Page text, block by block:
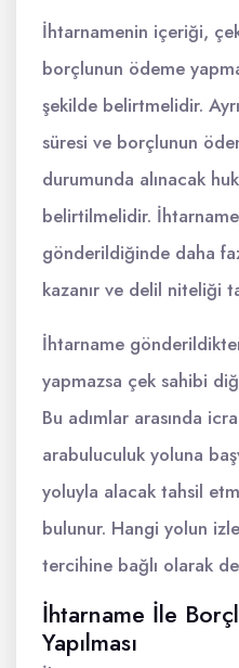
İhtarnamenin içeriği,
borçlunun ödeme
şekilde belirtmelidir.
süresi ve borçlunun
durumunda alınacak
belirtilmelidir.
gönderildiğinde daha
kazanır ve delil niteliği
İhtarname
yapmazsa çek sahibi
Bu adımlar arasında
arabuluculuk yoluna
yoluyla alacak tahsil
bulunur. Hangi yolun
tercihine bağlı olarak
İhtarname İle
Yapılması